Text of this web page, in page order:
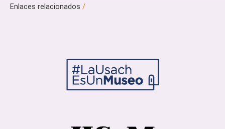
Enlaces relacionados /